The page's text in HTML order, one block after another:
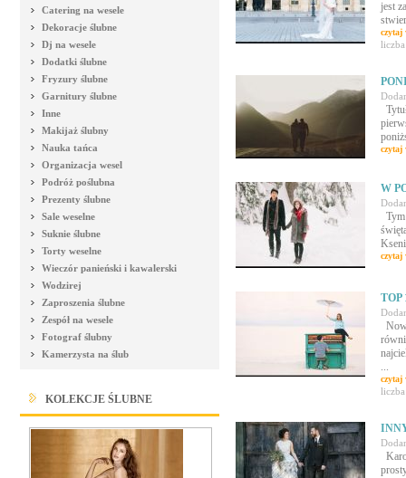
Catering na wesele
Dekoracje ślubne
Dj na wesele
Dodatki ślubne
Fryzury ślubne
Garnitury ślubne
Inne
Makijaż ślubny
Nauka tańca
Organizacja wesel
Podróż poślubna
Prezenty ślubne
Sale weselne
Suknie ślubne
Torty weselne
Wieczór panieński i kawalerski
Wodzirej
Zaproszenia ślubne
Zespół na wesele
Fotograf ślubny
Kamerzysta na ślub
KOLEKCJE ŚLUBNE
jest
czytaj
czytaj
W
czytaj
TOP
...
czytaj